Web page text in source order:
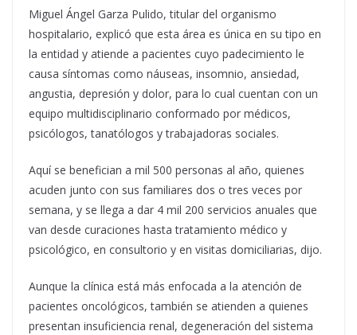
Miguel Ángel Garza Pulido, titular del organismo
hospitalario, explicó que esta área es única en su tipo en
la entidad y atiende a pacientes cuyo padecimiento le
causa síntomas como náuseas, insomnio, ansiedad,
angustia, depresión y dolor, para lo cual cuentan con un
equipo multidisciplinario conformado por médicos,
psicólogos, tanatólogos y trabajadoras sociales.
Aquí se benefician a mil 500 personas al año, quienes
acuden junto con sus familiares dos o tres veces por
semana, y se llega a dar 4 mil 200 servicios anuales que
van desde curaciones hasta tratamiento médico y
psicológico, en consultorio y en visitas domiciliarias, dijo.
Aunque la clínica está más enfocada a la atención de
pacientes oncológicos, también se atienden a quienes
presentan insuficiencia renal, degeneración del sistema